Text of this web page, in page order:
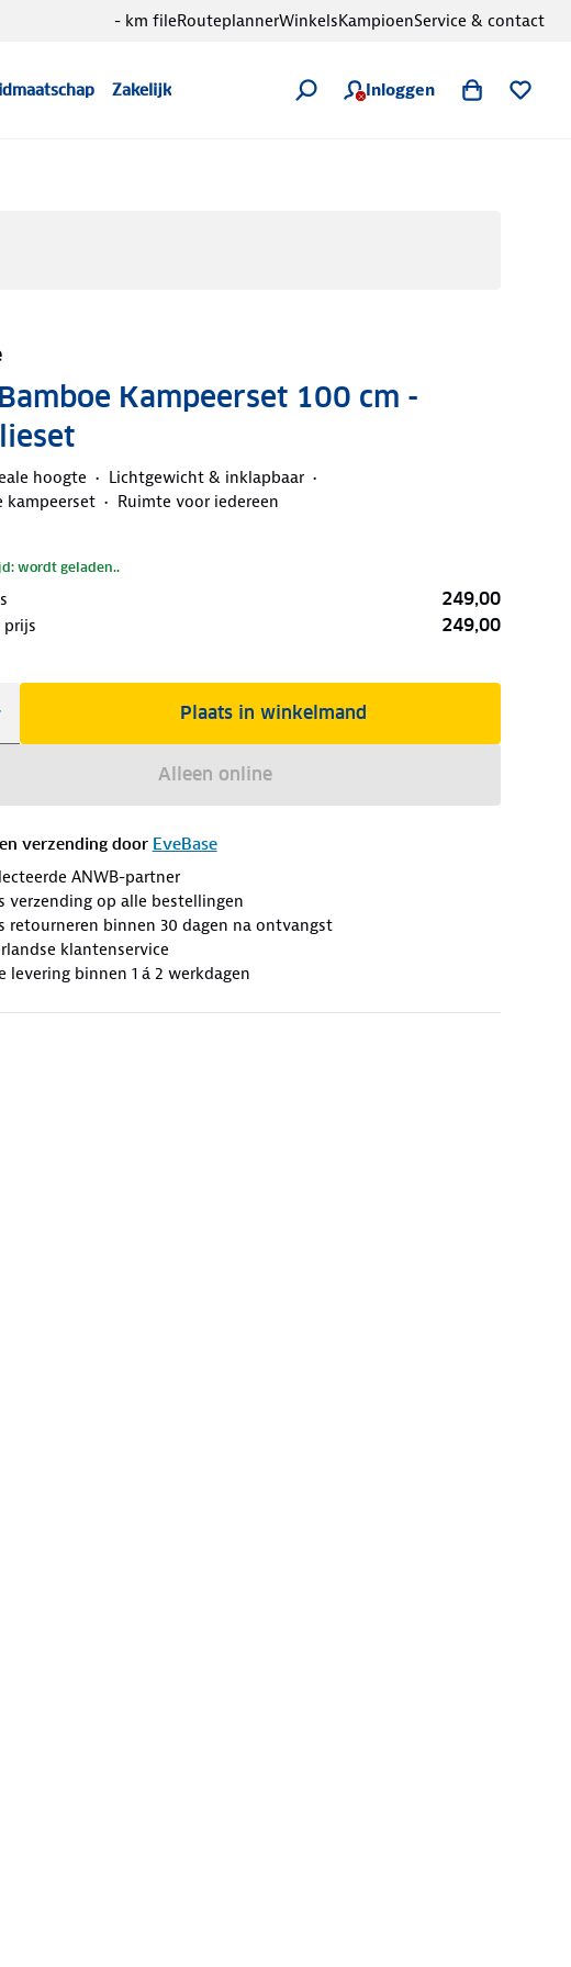
Zakelijk Inloggen
- km fileRouteplannerWinkelsKampioenService & contact
Kampeerset 100 cm -
hoogte
Lichtgewicht & inklapbaar
kampeerset
Ruimte voor iedereen
wordt geladen..
249,00
prijs 249,00
Plaats in winkelmand
Alleen online
verzending door EveBase
ANWB-partner
verzending op alle bestellingen
retourneren binnen 30 dagen na ontvangst
klantenservice
levering binnen 1 á 2 werkdagen